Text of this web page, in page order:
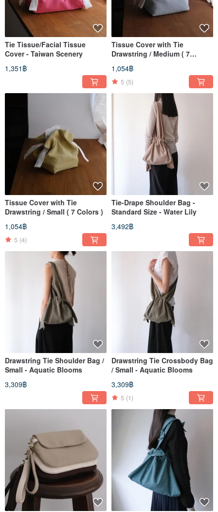
Tie Tissue/Facial Tissue
Cover - Taiwan Scenery
1,351฿
Tissue Cover with Tie
Drawstring / Medium ( 7
Colors )
1,054฿
5 (5)
Tissue Cover with Tie
Drawstring / Small ( 7 Colors )
1,054฿
5 (4)
Tie-Drape Shoulder Bag -
Standard Size - Water Lily
3,492฿
Drawstring Tie Shoulder Bag /
Small - Aquatic Blooms
3,309฿
Drawstring Tie Crossbody Bag
/ Small - Aquatic Blooms
3,309฿
5 (1)